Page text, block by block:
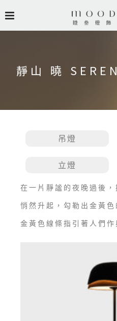
靜山 曉
吊燈
立燈
在一片靜謐的夜晚過後
悄然升起，勾勒出金黃
金黃色線條指引著人們作